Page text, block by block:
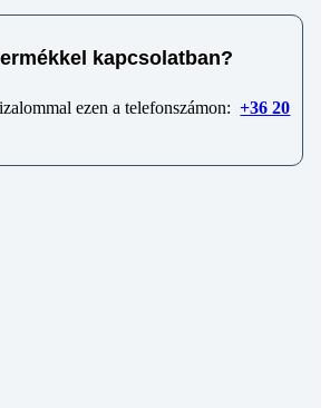
kapcsolatban?
ezen a telefonszámon:+36 20